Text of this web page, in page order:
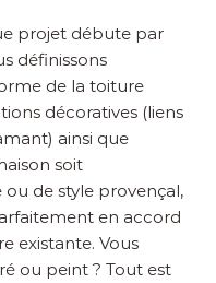
projet débute par
définissons
de la toiture
décoratives (liens
ainsi que
soit
de style provençal,
en accord
existante. Vous
ou peint ? Tout est